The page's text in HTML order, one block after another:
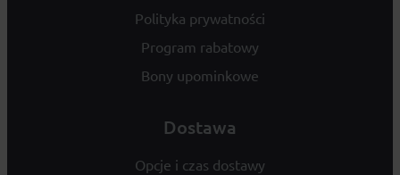
Polityka prywatności
Program rabatowy
Bony upominkowe
Dostawa
Opcje i czas dostawy